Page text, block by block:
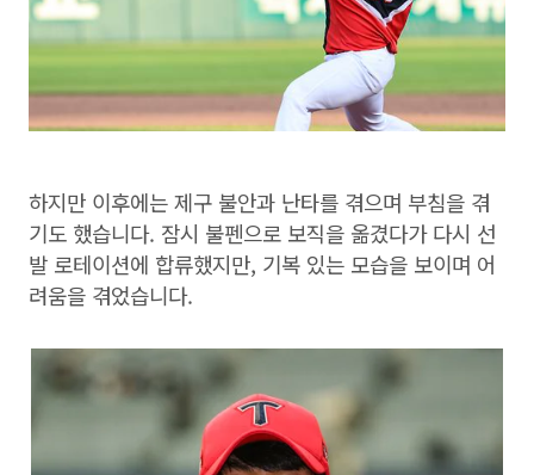
하지만 이후에는 제구 불안과 난타를 겪으며 부침을 겪
기도 했습니다. 잠시 불펜으로 보직을 옮겼다가 다시 선
발 로테이션에 합류했지만, 기복 있는 모습을 보이며 어
려움을 겪었습니다.